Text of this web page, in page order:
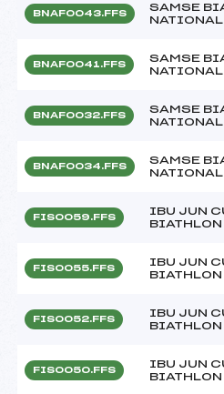
BNAF0043.FFS
SAMSE
NATIONAL
BNAF0041.FFS
SAMSE
NATIONAL
BNAF0032.FFS
SAMSE
NATIONAL
BNAF0034.FFS
SAMSE
NATIONAL
FIS0059.FFS
IBU JUN
BIATHLON
FIS0055.FFS
IBU JUN
BIATHLON
FIS0052.FFS
IBU JUN
BIATHLON
FIS0050.FFS
IBU JUN
BIATHLON